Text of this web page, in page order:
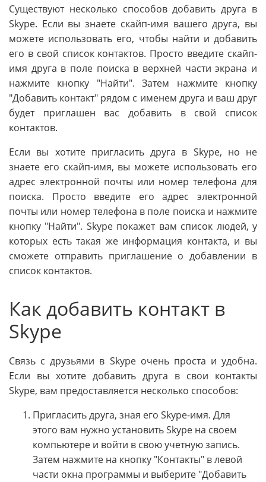
Существуют несколько способов добавить друга в
Skype. Если вы знаете скайп-имя вашего друга, вы
можете использовать его, чтобы найти и добавить
его в свой список контактов. Просто введите скайп-
имя друга в поле поиска в верхней части экрана и
нажмите кнопку "Найти". Затем нажмите кнопку
"Добавить контакт" рядом с именем друга и ваш друг
будет приглашен вас добавить в свой список
контактов.
Если вы хотите пригласить друга в Skype, но не
знаете его скайп-имя, вы можете использовать его
адрес электронной почты или номер телефона для
поиска. Просто введите его адрес электронной
почты или номер телефона в поле поиска и нажмите
кнопку "Найти". Skype покажет вам список людей, у
которых есть такая же информация контакта, и вы
сможете отправить приглашение о добавлении в
список контактов.
Как добавить контакт в
Skype
Связь с друзьями в Skype очень проста и удобна.
Если вы хотите добавить друга в свои контакты
Skype, вам предоставляется несколько способов:
Пригласить друга, зная его Skype-имя. Для
этого вам нужно установить Skype на своем
компьютере и войти в свою учетную запись.
Затем нажмите на кнопку "Контакты" в левой
части окна программы и выберите "Добавить